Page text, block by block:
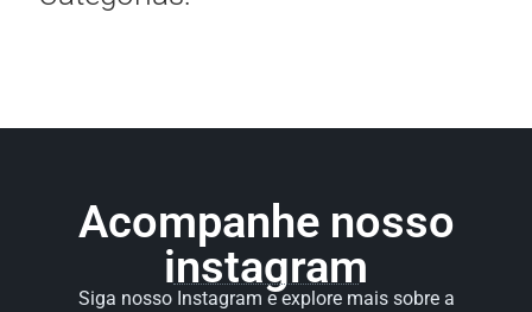
Acompanhe nosso
instagram
Siga nosso Instagram e explore mais sobre a